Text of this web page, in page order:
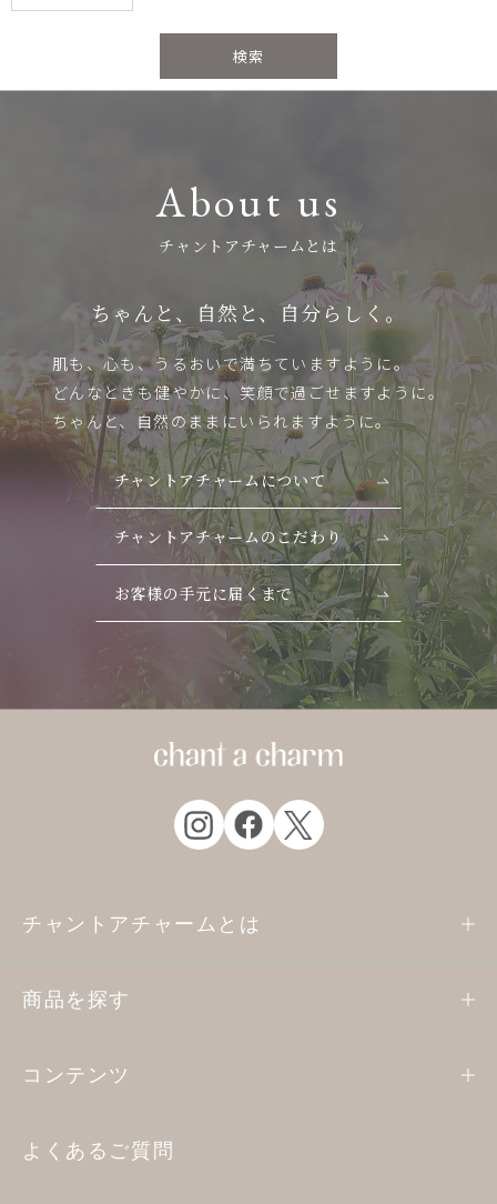
About us
チャントアチャームとは
ちゃんと、自然と、自分らしく。
肌も、心も、うるおいで満ちていますように。
どんなときも健やかに、笑顔で過ごせますように。
ちゃんと、自然のままにいられますように。
チャントアチャームについて
チャントアチャームのこだわり
お客様の手元に届くまで
チャントアチャームとは
商品を探す
コンテンツ
よくあるご質問